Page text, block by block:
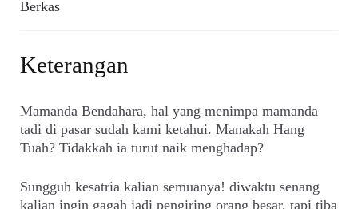
Berkas
Keterangan
Mamanda Bendahara, hal yang menimpa mamanda
tadi di pasar sudah kami ketahui. Manakah Hang
Tuah? Tidakkah ia turut naik menghadap?
Sungguh kesatria kalian semuanya! diwaktu senang
kalian ingin gagah jadi pengiring orang besar, tapi tiba